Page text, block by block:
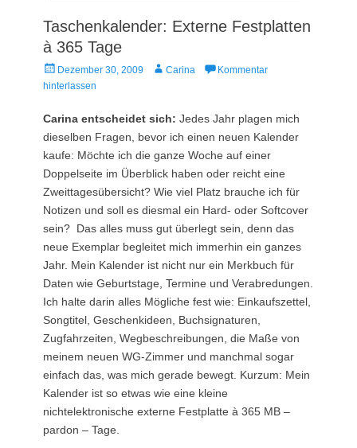
Taschenkalender: Externe Festplatten
à 365 Tage
Veröffentlicht
am
Dezember 30, 2009 AutorCarina
Kommentar
hinterlassen
Carina entscheidet sich: Jedes Jahr plagen mich
dieselben Fragen, bevor ich einen neuen Kalender
kaufe: Möchte ich die ganze Woche auf einer
Doppelseite im Überblick haben oder reicht eine
Zweittagesübersicht? Wie viel Platz brauche ich für
Notizen und soll es diesmal ein Hard- oder Softcover
sein? Das alles muss gut überlegt sein, denn das
neue Exemplar begleitet mich immerhin ein ganzes
Jahr. Mein Kalender ist nicht nur ein Merkbuch für
Daten wie Geburtstage, Termine und Verabredungen.
Ich halte darin alles Mögliche fest wie: Einkaufszettel,
Songtitel, Geschenkideen, Buchsignaturen,
Zugfahrzeiten, Wegbeschreibungen, die Maße von
meinem neuen WG-Zimmer und manchmal sogar
einfach das, was mich gerade bewegt. Kurzum: Mein
Kalender ist so etwas wie eine kleine
nichtelektronische externe Festplatte à 365 MB –
pardon – Tage.